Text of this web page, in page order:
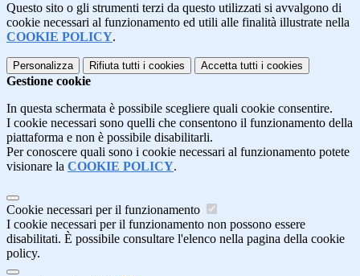
Questo sito o gli strumenti terzi da questo utilizzati si avvalgono di
cookie necessari al funzionamento ed utili alle finalità illustrate nella
COOKIE POLICY.
Personalizza Rifiuta tutti i cookies Accetta tutti i cookies
Gestione cookie
In questa schermata è possibile scegliere quali cookie consentire.
I cookie necessari sono quelli che consentono il funzionamento della
piattaforma e non è possibile disabilitarli.
Per conoscere quali sono i cookie necessari al funzionamento potete
visionare la COOKIE POLICY.
Cookie necessari per il funzionamento
I cookie necessari per il funzionamento non possono essere
disabilitati. È possibile consultare l'elenco nella pagina della cookie
policy.